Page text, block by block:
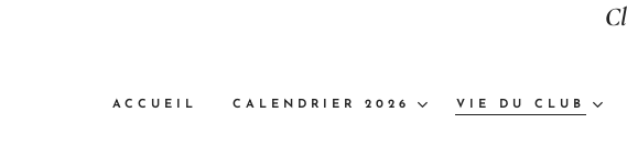
ACCUEIL CALENDRIER 2026 VIE DU CLUB